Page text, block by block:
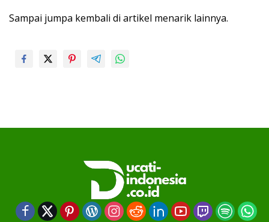
Sampai jumpa kembali di artikel menarik lainnya.